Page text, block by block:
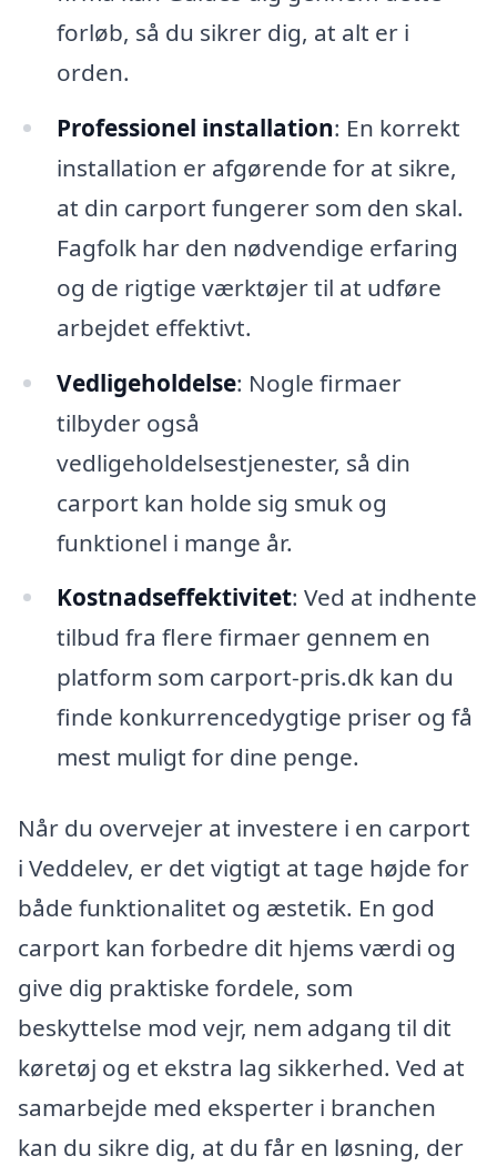
forløb, så du sikrer dig, at alt er i
orden.
Professionel installation: En korrekt
installation er afgørende for at sikre,
at din carport fungerer som den skal.
Fagfolk har den nødvendige erfaring
og de rigtige værktøjer til at udføre
arbejdet effektivt.
Vedligeholdelse: Nogle firmaer
tilbyder også
vedligeholdelsestjenester, så din
carport kan holde sig smuk og
funktionel i mange år.
Kostnadseffektivitet: Ved at indhente
tilbud fra flere firmaer gennem en
platform som carport-pris.dk kan du
finde konkurrencedygtige priser og få
mest muligt for dine penge.
Når du overvejer at investere i en carport
i Veddelev, er det vigtigt at tage højde for
både funktionalitet og æstetik. En god
carport kan forbedre dit hjems værdi og
give dig praktiske fordele, som
beskyttelse mod vejr, nem adgang til dit
køretøj og et ekstra lag sikkerhed. Ved at
samarbejde med eksperter i branchen
kan du sikre dig, at du får en løsning, der